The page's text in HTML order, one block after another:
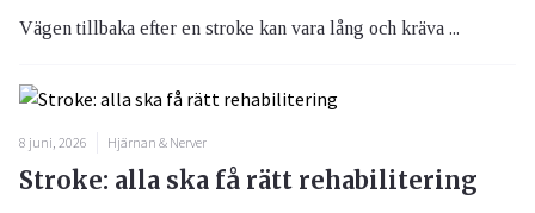
Vägen tillbaka efter en stroke kan vara lång och kräva ...
8 juni, 2026 Hjärnan & Nerver
Stroke: alla ska få rätt rehabilitering